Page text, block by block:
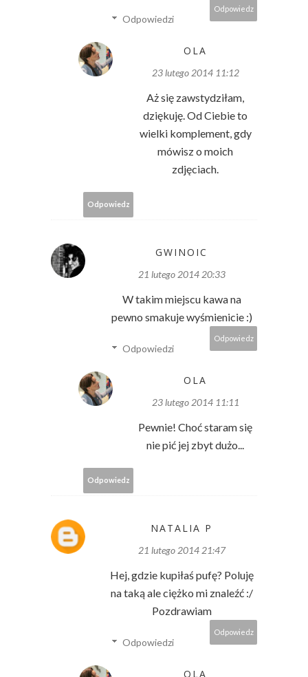
Odpowiedz
Odpowiedzi
OLA
23 lutego 2014 11:12
Aż się zawstydziłam,
dziękuję. Od Ciebie to
wielki komplement, gdy
mówisz o moich
zdjęciach.
Odpowiedz
GWINOIC
21 lutego 2014 20:33
W takim miejscu kawa na
pewno smakuje wyśmienicie :)
Odpowiedz
Odpowiedzi
OLA
23 lutego 2014 11:11
Pewnie! Choć staram się
nie pić jej zbyt dużo...
Odpowiedz
NATALIA P
21 lutego 2014 21:47
Hej, gdzie kupiłaś pufę? Poluję
na taką ale ciężko mi znaleźć :/
Pozdrawiam
Odpowiedz
Odpowiedzi
OLA